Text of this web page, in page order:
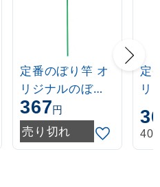
定番のぼり竿 オ
リジナルのぼり
ポール 1.6～3m
伸縮式 緑
(30537GRN)
367円
売り切れ
定
リ
ポ
伸
403